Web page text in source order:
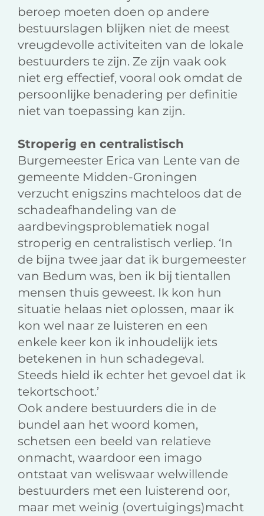
beroep moeten doen op andere
bestuurslagen blijken niet de meest
vreugdevolle activiteiten van de lokale
bestuurders te zijn. Ze zijn vaak ook
niet erg effectief, vooral ook omdat de
persoonlijke benadering per definitie
niet van toepassing kan zijn.
Stroperig en centralistisch
Burgemeester Erica van Lente van de
gemeente Midden-Groningen
verzucht enigszins machteloos dat de
schadeafhandeling van de
aardbevingsproblematiek nogal
stroperig en centralistisch verliep. ‘In
de bijna twee jaar dat ik burgemeester
van Bedum was, ben ik bij tientallen
mensen thuis geweest. Ik kon hun
situatie helaas niet oplossen, maar ik
kon wel naar ze luisteren en een
enkele keer kon ik inhoudelijk iets
betekenen in hun schadegeval.
Steeds hield ik echter het gevoel dat ik
tekortschoot.’
Ook andere bestuurders die in de
bundel aan het woord komen,
schetsen een beeld van relatieve
onmacht, waardoor een imago
ontstaat van weliswaar welwillende
bestuurders met een luisterend oor,
maar met weinig (overtuigings)macht